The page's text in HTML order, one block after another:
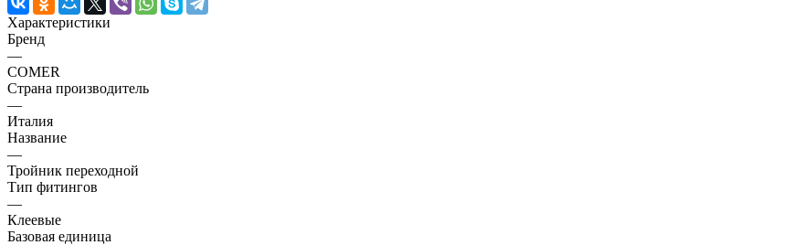
Характеристики
Бренд
—
COMER
Страна производитель
—
Италия
Название
—
Тройник переходной
Тип фитингов
—
Клеевые
Базовая единица